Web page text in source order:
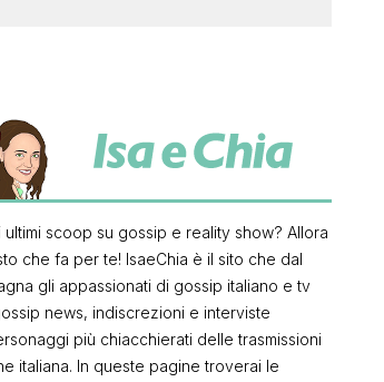
ultimi scoop su gossip e reality show? Allora
che fa per te! IsaeChia è il sito che dal
gli appassionati di gossip italiano e tv
news, indiscrezioni e interviste
più chiacchierati delle trasmissioni
italiana. In queste pagine troverai le